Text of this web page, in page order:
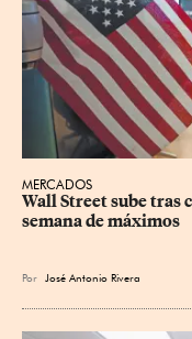
MERCADOS
Wall Street sube tras
semana de máximos
Por José Antonio Rivera